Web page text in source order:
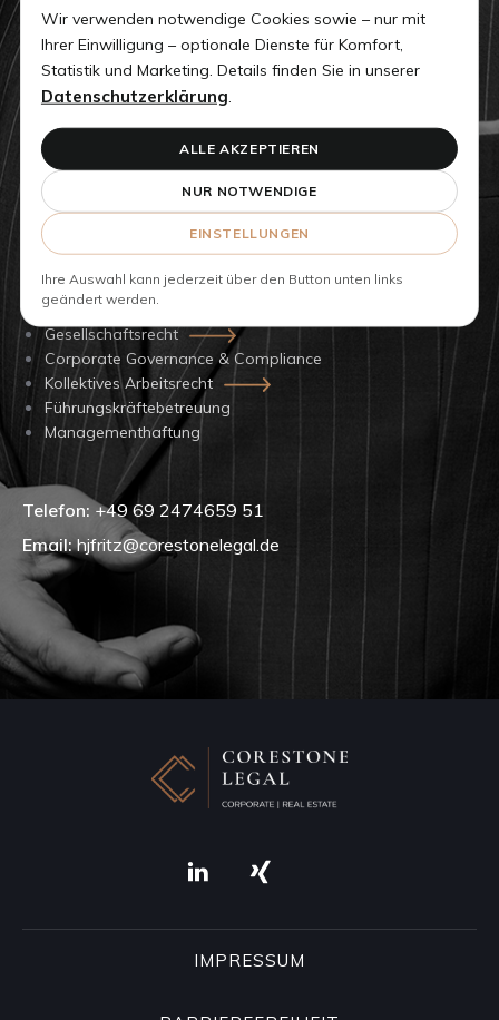
Lehraufträge an der Universität Regensburg und
ZHAW Winterthur, Schweiz im Bereich Corporate
Governance (Unternehmensinterne
Mehrfache Auszeichnungen, u.a. Best Lawyers für
Arbeitsrecht, seit 2017
Mitglied der Ausschüsse Gesellschaftsrecht und
Europa der Bundesrechtsanwaltskammer,
Berlin/Brüssel, seit 2009
Gesellschaftsrecht
Corporate Governance & Compliance
Kollektives Arbeitsrecht
Führungskräftebetreuung
Managementhaftung
Telefon: +49 69 2474659 51
Email:hjfritz@corestonelegal.de
IMPRESSUM
Wir verwenden notwendige Cookies sowie – nur mit
Ihrer Einwilligung – optionale Dienste für Komfort,
Statistik und Marketing. Details finden Sie in unserer
Datenschutzerklärung
ALLE AKZEPTIEREN
NUR NOTWENDIGE
EINSTELLUNGEN
Ihre Auswahl kann jederzeit über den Button unten links
geändert werden.